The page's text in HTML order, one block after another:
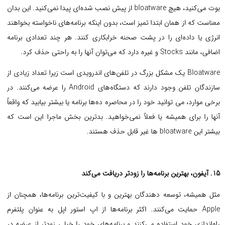
بوت می‌کنید، هیچ bloatware از پیش نصب شده‌ای پیدا نمی‌کنید. این بدان
معناست که از همان ابتدا تمیز است، بدون اینکه برنامه‌های ناخواسته بخواهند
انرژی یا داده‌ای را در پشت صحنه خرابکاری کنند. هر چند تعدادی برنامه
اضافی، مانند Stocks و غیره دارد که می‌توان آنها را به راحتی حذف کرد.
Bloatware یک مشکل بزرگ در تلفن‌های اندرویدی است زیرا تعداد زیادی از
سازندگان تلفن وجود دارند که دستگاه‌های Android را عرضه می‌کنند. در
برخی موارد، می توانید خود را در محاصره ده‌ها برنامه یا بیشتر بیابید که واقعاً
آنها را برای همیشه یا فعلاً نمی‌خواهید. بدترین بخش ماجرا این است که
بیشتر این bloatware ها غیر قابل حذف هستند.
15. آیفون، بهترین برنامه‌ها را زودتر دریافت می‌کند
مثل همیشه، توسعه دهندگان بهترین و با کیفیت‌ترین برنامه‌ها، همچنان از
Apple حمایت می‌کنند. اکثر برنامه‌ها از اپ استور اپل به عنوان پلتفرم